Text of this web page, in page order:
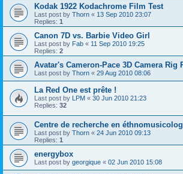
Kodak 1922 Kodachrome Film Test
Last post by Thorn « 13 Sep 2010 23:07
Replies: 1
Canon 7D vs. Barbie Video Girl
Last post by Fab « 11 Sep 2010 19:25
Replies: 2
Avatar's Cameron-Pace 3D Camera Rig
Last post by Thorn « 29 Aug 2010 08:06
La Red One est prête !
Last post by LPM « 30 Jun 2010 21:23
Replies: 32
Centre de recherche en
Last post by Thorn « 24 Jun 2010 09:13
Replies: 1
energybox
Last post by georgique « 02 Jun 2010 15:08